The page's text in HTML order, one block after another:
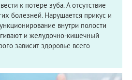
к потере зуба. А отсутствие
болезней. Нарушается прикус и
внутри полости
и желудочно-кишечный
зависит здоровье всего